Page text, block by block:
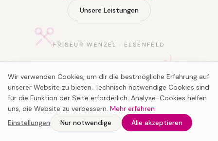
Unsere Leistungen
FRISEUR WENZEL · ELSENFELD
Wir verwenden Cookies, um dir die bestmögliche Erfahrung auf
unserer Website zu bieten. Technisch notwendige Cookies sind
für die Funktion der Seite erforderlich. Analyse-Cookies helfen
uns, die Website zu verbessern. Mehr erfahren
Einstellungen
Nur notwendige Alle akzeptieren